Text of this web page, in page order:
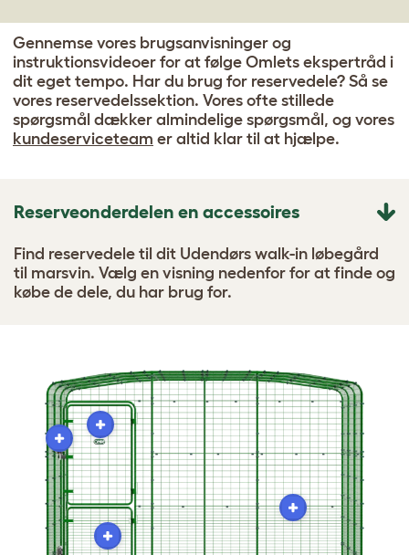
Gennemse vores brugsanvisninger og
instruktionsvideoer for at følge Omlets ekspertråd i
dit eget tempo. Har du brug for reservedele? Så se
vores reservedelssektion. Vores ofte stillede
spørgsmål dækker almindelige spørgsmål, og vores
kundeserviceteam er altid klar til at hjælpe.
Reserveonderdelen en accessoires
Find reservedele til dit Udendørs walk-in løbegård
til marsvin. Vælg en visning nedenfor for at finde og
købe de dele, du har brug for.